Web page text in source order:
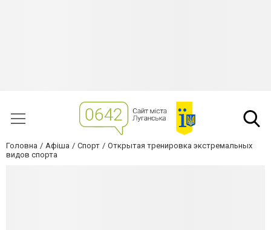
Головна Афіша Спорт
Открытая тренировка экстремальных
видов спорта